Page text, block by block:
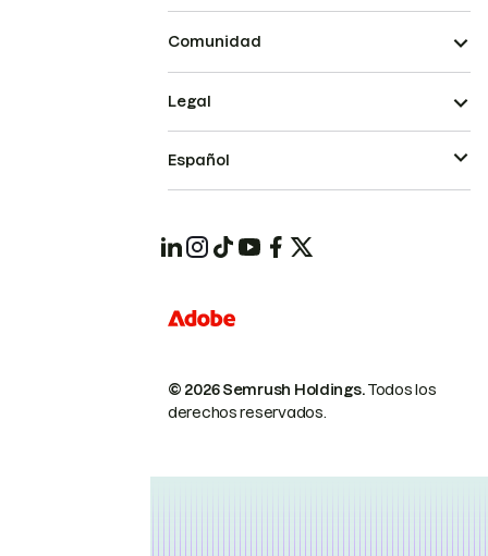
Comunidad
© 2026 Semrush Holdings.Todos los
derechos reservados.
Legal
Español